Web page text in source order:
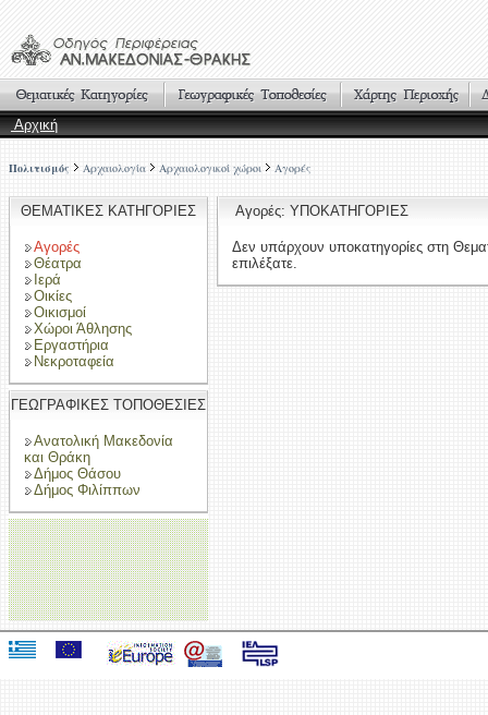
Αρχική
Πολιτισμός Αρχαιολογία Αρχαιολογικοί χώροι Αγορές
ΘΕΜΑΤΙΚΕΣ ΚΑΤΗΓΟΡΙΕΣ
Αγορές
Θέατρα
Ιερά
Οικίες
Οικισμοί
Χώροι Άθλησης
Εργαστήρια
Νεκροταφεία
ΓΕΩΓΡΑΦΙΚΕΣ ΤΟΠΟΘΕΣΙΕΣ
Ανατολική Μακεδονία
και Θράκη
Δήμος Θάσου
Δήμος Φιλίππων
Αγορές: ΥΠΟΚΑΤΗΓΟΡΙΕΣ
Δεν υπάρχουν υποκατηγορίες στη
επιλέξατε.